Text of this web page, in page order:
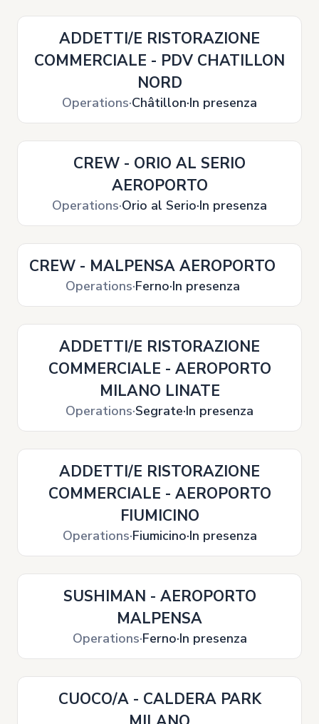
ADDETTI/E RISTORAZIONE
COMMERCIALE - PDV CHATILLON
NORD
Operations Châtillon In presenza
CREW - ORIO AL SERIO
AEROPORTO
Operations Orio al Serio In presenza
CREW - MALPENSA AEROPORTO
Operations Ferno In presenza
ADDETTI/E RISTORAZIONE
COMMERCIALE - AEROPORTO
MILANO LINATE
Operations Segrate In presenza
ADDETTI/E RISTORAZIONE
COMMERCIALE - AEROPORTO
FIUMICINO
Operations Fiumicino In presenza
SUSHIMAN - AEROPORTO
MALPENSA
Operations Ferno In presenza
CUOCO/A - CALDERA PARK